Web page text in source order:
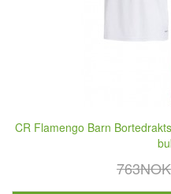
CR Flamengo Barn
763NOK